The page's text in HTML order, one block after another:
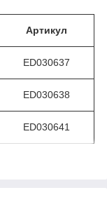
Артикул
ED030637
ED030638
ED030641